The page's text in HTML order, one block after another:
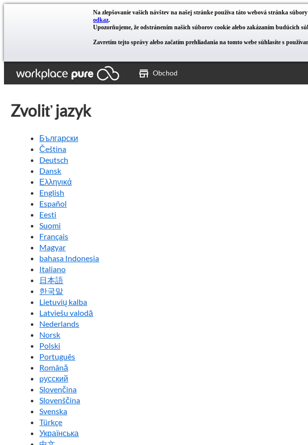
Na zlepšovanie vašich návštev na našej stránke používa táto webová stránka
odkaz.
Upozorňujeme, že odstránením našich súborov cookie alebo zakázaním
Zavretím tejto správy alebo začatím prehliadania na tomto webe súhlasíte s
Obchod
Zvoliť jazyk
Български
Čeština
Deutsch
Dansk
Ελληνικά
English
Español
Eesti
Suomi
Français
Magyar
bahasa Indonesia
Italiano
日本語
한국말
Lietuvių kalba
Latviešu valodā
Nederlands
Norsk
Polski
Português
Română
pусский
Slovenčina
Slovenščina
Svenska
Türkçe
Українська